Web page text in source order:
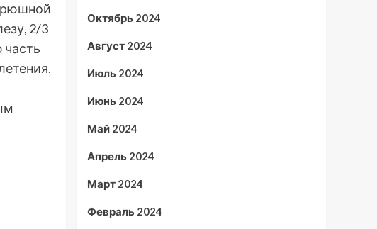
2/3
Октябрь 2024
Август 2024
Июль 2024
Июнь 2024
Май 2024
Апрель 2024
Март 2024
Февраль 2024